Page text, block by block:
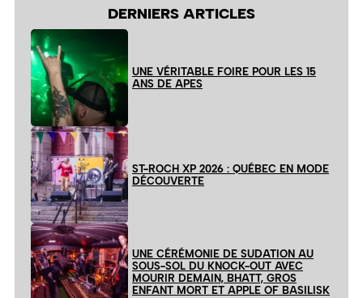
DERNIERS ARTICLES
UNE VÉRITABLE FOIRE POUR LES 15
ANS DE APES
ST-ROCH XP 2026 : QUÉBEC EN MODE
DÉCOUVERTE
UNE CÉRÉMONIE DE SUDATION AU
SOUS-SOL DU KNOCK-OUT AVEC
MOURIR DEMAIN, BHATT, GROS
ENFANT MORT ET APPLE OF BASILISK